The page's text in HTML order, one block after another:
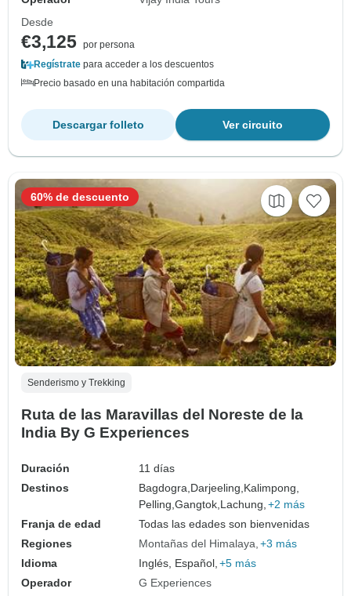
Desde
€3,125 por persona
Regístrate para acceder a los descuentos
Precio basado en una habitación compartida
Ver circuito
Descargar folleto
Senderismo y Trekking
Ruta de las Maravillas del Noreste de la
India By G Experiences
Duración
11 días
Destinos
Bagdogra,Darjeeling,Kalimpong,
Pelling,Gangtok,Lachung, +2 más
Franja de edad
Todas las edades son bienvenidas
Regiones
Montañas del Himalaya +3 más
Idioma
Inglés, Español, +5 más
Operador
G Experiences
60% de descuento